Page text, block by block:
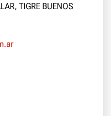
TIGRE BUENOS